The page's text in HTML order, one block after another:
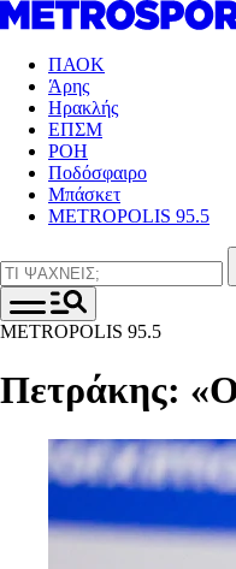
ΠΑΟΚ
Άρης
Ηρακλής
ΕΠΣΜ
ΡΟΗ
Ποδόσφαιρο
Μπάσκετ
METROPOLIS 95.5
METROPOLIS 95.5
Πετράκης: «Ο